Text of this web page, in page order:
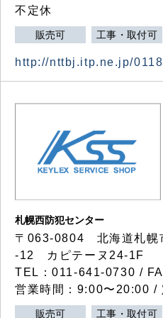
不定休
販売可 工事・取付可
http://nttbj.itp.ne.jp/
札幌西防犯センター
〒063-0804 北海道札幌
-12 カピテーヌ24-1F
TEL：011-641-0730 /
営業時間：9:00〜20:00 /
販売可 工事・取付可